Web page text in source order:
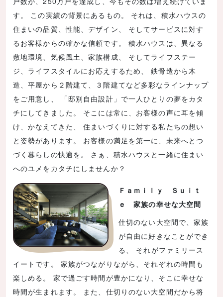
す。 この実績の背景にあるもの。 それは、積水ハウスの
住まいの品質、性能、デザイン、 そしてサービスに対す
るお客様からの確かな信頼です。 積水ハウスは、異なる
敷地環境、気候風土、家族構成、 そしてライフステー
ジ、ライフスタイルにお応えするため、 鉄骨造から木
造、平屋から２階建て、３階建てなど多彩なラインナップ
をご用意し、 「邸別自由設計」で一人ひとりの夢をカタ
チにしてきました。 そこには常に、お客様の声に耳を傾
け、かなえてきた、 住まいづくりに対する私たちの想い
と姿勢があります。 お客様の満足を第一に、未来へとつ
づく暮らしの快適を。 さぁ、積水ハウスと一緒に住まい
へのユメをカタチにしませんか？
Ｆａｍｉｌｙ Ｓｕｉｔ
ｅ 家族の幸せな大空間
仕切のない大空間で、家族
が自由に好きなことができ
る、 それがファミリース
イートです。 家族がつながりながら、それぞれの時間も
楽しめる。 家で過ごす時間が豊かになり、そこに幸せな
時間が生まれます。 また、仕切りのない大空間だから将